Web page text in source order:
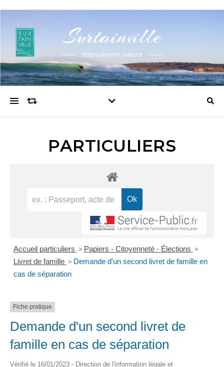
Surtainville
Intensément nature
PARTICULIERS
Accueil particuliers > Papiers - Citoyenneté - Élections >
Livret de famille > Demande d'un second livret de famille en
cas de séparation
Fiche pratique
Demande d'un second livret de
famille en cas de séparation
Vérifié le 16/01/2023 - Direction de l'information légale et